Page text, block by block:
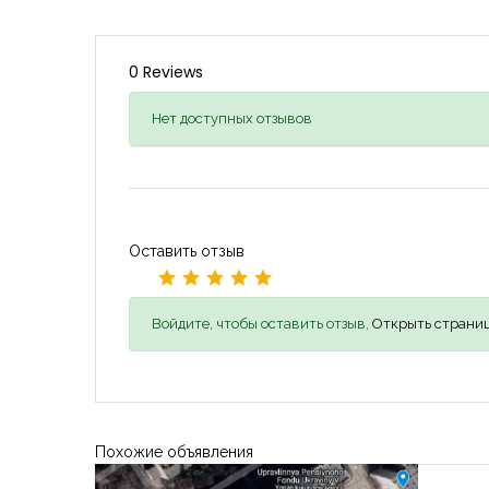
0 Reviews
Нет доступных отзывов
Оставить отзыв
Войдите, чтобы оставить отзыв, Открыть
Похожие объявления